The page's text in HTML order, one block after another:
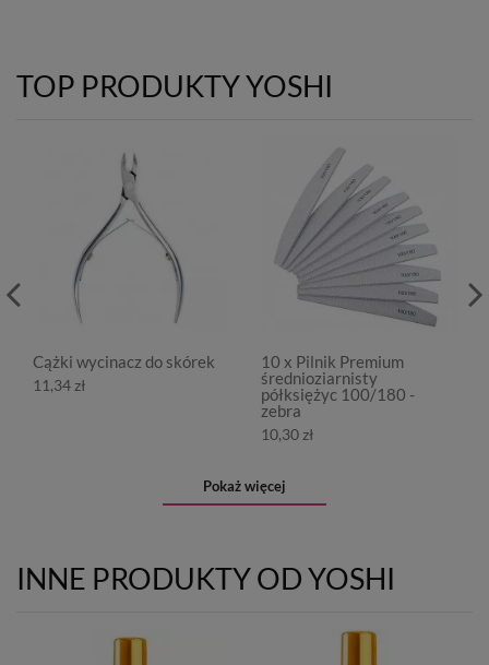
TOP PRODUKTY YOSHI
Cążki wycinacz do skórek
11,34 zł
10 x Pilnik Premium
średnioziarnisty
półksiężyc 100/180 -
zebra
10,30 zł
Pokaż więcej
INNE PRODUKTY OD YOSHI